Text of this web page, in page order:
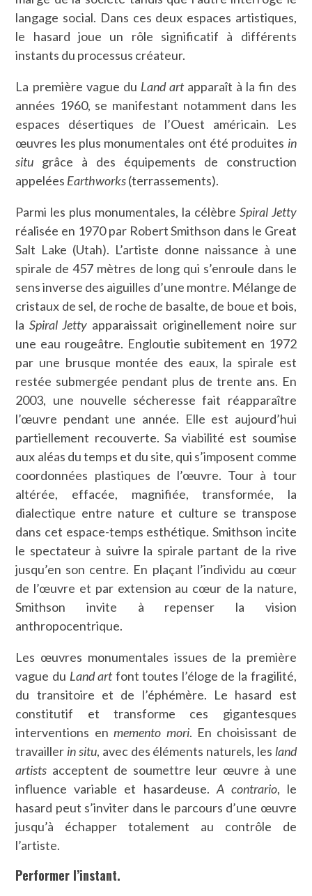
langage social. Dans ces deux espaces artistiques,
le hasard joue un rôle significatif à différents
instants du processus créateur.
La première vague du Land artapparaît à la fin des
années 1960, se manifestant notamment dans les
espaces désertiques de l’Ouest américain. Les
œuvres les plus monumentales ont été produites in
situ grâce à des équipements de construction
appelées Earthworks(terrassements).
Parmi les plus monumentales, la célèbre Spiral Jetty
réalisée en 1970 par Robert Smithson dans le Great
Salt Lake (Utah). L’artiste donne naissance à une
spirale de 457 mètres de long qui s’enroule dans le
sens inverse des aiguilles d’une montre. Mélange de
cristaux de sel, de roche de basalte, de boue et bois,
la Spiral Jetty apparaissait originellement noire sur
une eau rougeâtre. Engloutie subitement en 1972
par une brusque montée des eaux, la spirale est
restée submergée pendant plus de trente ans. En
2003, une nouvelle sécheresse fait réapparaître
l’œuvre pendant une année. Elle est aujourd’hui
partiellement recouverte. Sa viabilité est soumise
aux aléas du temps et du site, qui s’imposent comme
coordonnées plastiques de l’œuvre. Tour à tour
altérée, effacée, magnifiée, transformée, la
dialectique entre nature et culture se transpose
dans cet espace-temps esthétique. Smithson incite
le spectateur à suivre la spirale partant de la rive
jusqu’en son centre. En plaçant l’individu au cœur
de l’œuvre et par extension au cœur de la nature,
Smithson invite à repenser la vision
anthropocentrique.
Les œuvres monumentales issues de la première
vague du Land artfont toutes l’éloge de la fragilité,
du transitoire et de l’éphémère. Le hasard est
constitutif et transforme ces gigantesques
interventions enmemento mori. En choisissant de
travailler in situ, avec des éléments naturels, les land
artists acceptent de soumettre leur œuvre à une
influence variable et hasardeuse. A contrario, le
hasard peut s’inviter dans le parcours d’une œuvre
jusqu’à échapper totalement au contrôle de
l’artiste.
Performer l’instant.